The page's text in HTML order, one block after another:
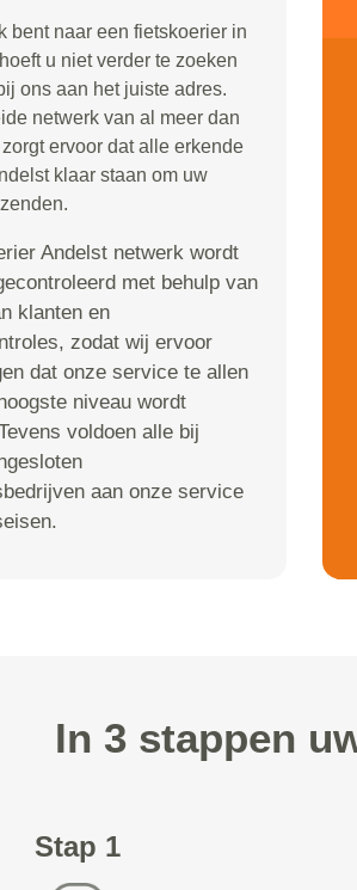
bent naar een fietskoerier in
u niet verder te zoeken
ons aan het juiste adres.
netwerk van al meer dan
ervoor dat alle erkende
klaar staan om uw
Andelst netwerk wordt
met behulp van
klanten en
zodat wij ervoor
dat onze service te allen
niveau wordt
voldoen alle bij
aan onze service
In 3 stappen
Stap 1